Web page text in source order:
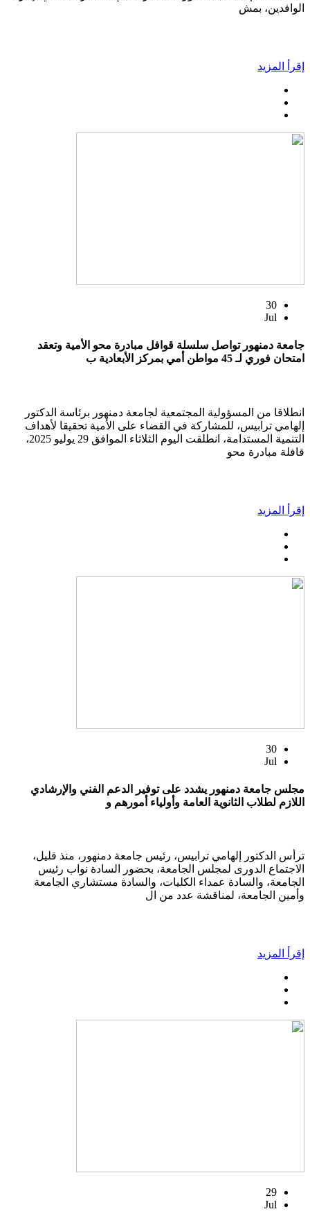
الوافدين، بمش
إقرأ المزيد
30
Jul
جامعة دمنهور تواصل سلسلة قوافل مبادرة محو الأمية وتعقد
امتحان فوري لـ 45 مواطن أمي بمركز الأبعادية ب
انطلاقا من المسؤولية المجتمعية لجامعة دمنهور برئاسة الدكتور
إلهامي ترابيس، للمشاركة في القضاء على الأمية تحقيقا لأهداف
التنمية المستدامة، انطلقت اليوم الثلاثاء الموافق 29 يوليو 2025،
قافلة مبادرة محو
إقرأ المزيد
30
Jul
مجلس جامعة دمنهور يشدد على توفير الدعم الفني والإرشادي
اللازم لطلاب الثانوية العامة وأولياء أمورهم و
ترأس الدكتور إلهامي ترابيس، رئيس جامعة دمنهور، منذ قليل،
الاجتماع الدورى لمجلس الجامعة، بحضور السادة نواب رئيس
الجامعة، والسادة عمداء الكليات، والسادة مستشاري الجامعة
وأمين الجامعة، لمناقشة عدد من ال
إقرأ المزيد
29
Jul